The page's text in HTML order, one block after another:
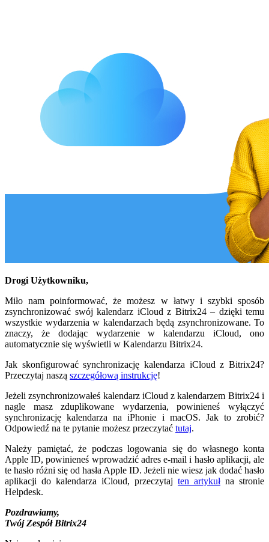
Drogi Użytkowniku,
Miło nam poinformować, że możesz w łatwy i szybki sposób
zsynchronizować swój kalendarz iCloud z Bitrix24 – dzięki temu
wszystkie wydarzenia w kalendarzach będą zsynchronizowane. To
znaczy, że dodając wydarzenie w kalendarzu iCloud, ono
automatycznie się wyświetli w Kalendarzu Bitrix24.
Jak skonfigurować synchronizację kalendarza iCloud z Bitrix24?
Przeczytaj naszą szczegółową instrukcję!
Jeżeli zsynchronizowałeś kalendarz iCloud z kalendarzem Bitrix24 i
nagle masz zduplikowane wydarzenia, powinieneś wyłączyć
synchronizację kalendarza na iPhonie i macOS. Jak to zrobić?
Odpowiedź na te pytanie możesz przeczytać tutaj.
Należy pamiętać, że podczas logowania się do własnego konta
Apple ID, powinieneś wprowadzić adres e-mail i hasło aplikacji, ale
te hasło różni się od hasła Apple ID. Jeżeli nie wiesz jak dodać hasło
aplikacji do kalendarza iCloud, przeczytaj ten artykułna stronie
Helpdesk.
Pozdrawiamy,
Twój Zespół Bitrix24